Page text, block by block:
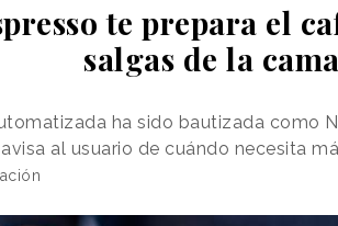
te prepara el
salgas de la
ha sido bautizada como
al usuario de cuándo necesita